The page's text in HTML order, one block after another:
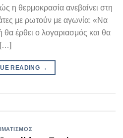
η θερμοκρασία ανεβαίνει στη
με ρωτούν με αγωνία: «Να
θα έρθει ο λογαριασμός και θα
[…]
READING →